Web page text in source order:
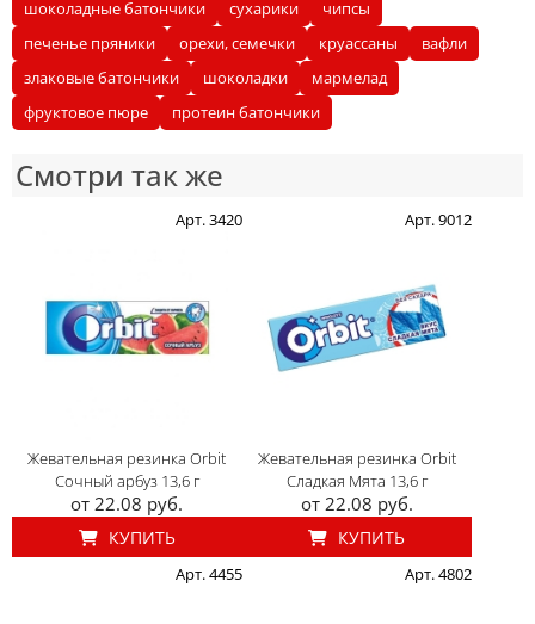
шоколадные батончики сухарики
чипсы
печенье пряники
орехи, семечки круассаны
вафли
злаковые батончики
шоколадки
мармелад
фруктовое пюре
протеин батончики
Смотри так же
Арт. 3420
Жевательная резинка Orbit
Сочный арбуз 13,6 г
от 22.08 руб.
КУПИТЬ
Арт. 9012
Жевательная резинка Orbit
Сладкая Мята 13,6 г
от 22.08 руб.
КУПИТЬ
Арт. 4455 Арт. 4802